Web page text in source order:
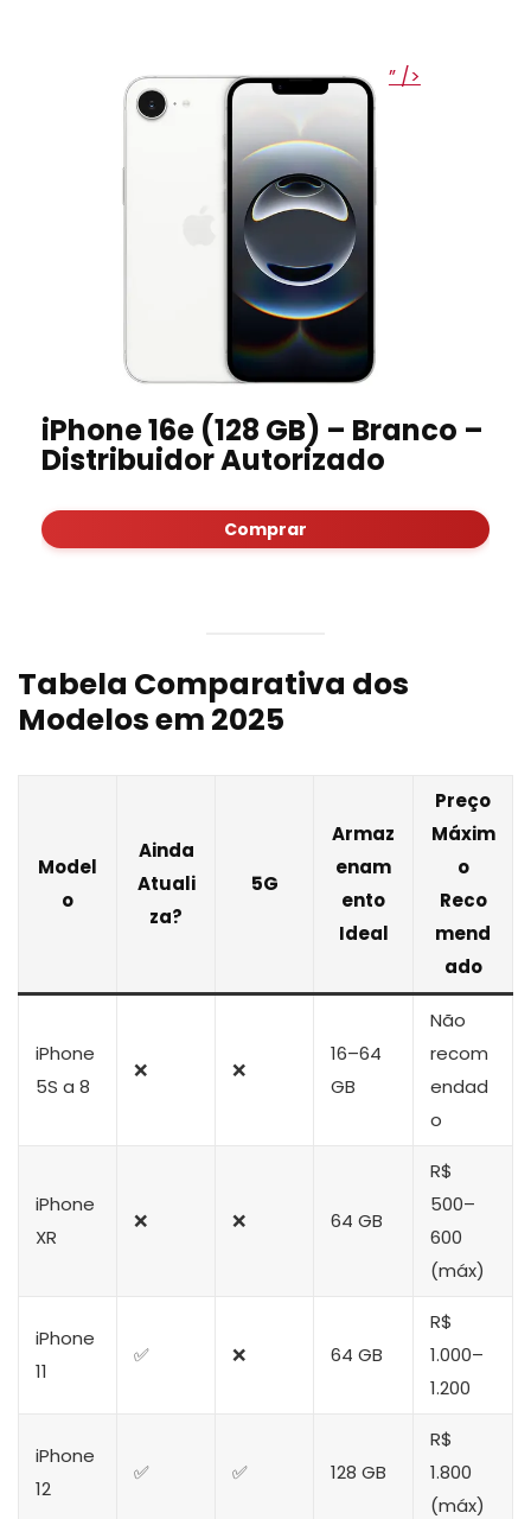
” />
iPhone 16e (128 GB) – Branco –
Distribuidor Autorizado
Comprar
Tabela Comparativa dos
Modelos em 2025
Model
o
Ainda
Atuali
za?
5G
Armaz
enam
ento
Ideal
Preço
Máxim
o
Reco
mend
ado
iPhone
5S a 8
❌ ❌
16–64
GB
Não
recom
endad
o
iPhone
XR
❌ ❌ 64 GB
R$
500–
600
(máx)
iPhone
11
✅ ❌ 64 GB
R$
1.000–
1.200
iPhone
12
✅ ✅ 128 GB
R$
1.800
(máx)